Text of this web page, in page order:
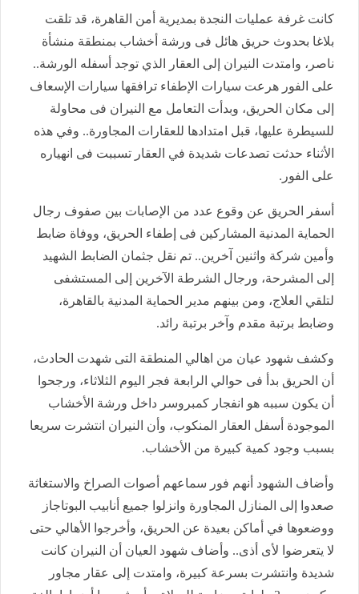
كانت غرفة عمليات النجدة بمديرية أمن القاهرة، قد تلقت
بلاغا بحدوث حريق هائل فى ورشة أخشاب بمنطقة منشأة
ناصر، وامتدت النيران إلى العقار الذي توجد أسفله الورشة..
على الفور هرعت سيارات الإطفاء ترافقها سيارات الإسعاف
إلى مكان الحريق، وبدأت التعامل مع النيران فى محاولة
للسيطرة عليها، قبل امتدادها للعقارات المجاورة.. وفي هذه
الأثناء حدثت تصدعات شديدة في العقار تسببت فى انهياره
على الفور.
أسفر الحريق عن وقوع عدد من الإصابات بين صفوف رجال
الحماية المدنية المشاركين فى إطفاء الحريق، ووفاة ضابط
وأمين شركة واثنين آخرين.. تم نقل جثمان الضابط الشهيد
إلى المشرحة، ورجال الشرطة الآخرين إلى المستشفى
لتلقي العلاج، ومن بينهم مدير الحماية المدنية بالقاهرة،
وضابط برتبة مقدم وآخر برتبة رائد.
وكشف شهود عيان من اهالي المنطقة التى شهدت الحادث،
أن الحريق بدأ فى حوالي الرابعة فجر اليوم الثلاثاء، ورجحوا
أن يكون سببه هو انفجار كمبروسر داخل ورشة الأخشاب
الموجودة أسفل العقار المنكوب، وأن النيران انتشرت سريعا
بسبب وجود كمية كبيرة من الأخشاب.
وأضاف الشهود أنهم فور سماعهم أصوات الصراخ والاستغاثة
صعدوا إلى المنازل المجاورة وانزلوا جميع أنابيب البوتاجاز
ووضعوها في أماكن بعيدة عن الحريق، وأخرجوا الأهالي حتى
لا يتعرضوا لأى أذى.. وأضاف شهود العيان أن النيران كانت
شديدة وانتشرت بسرعة كبيرة، وامتدت إلى عقار مجاور